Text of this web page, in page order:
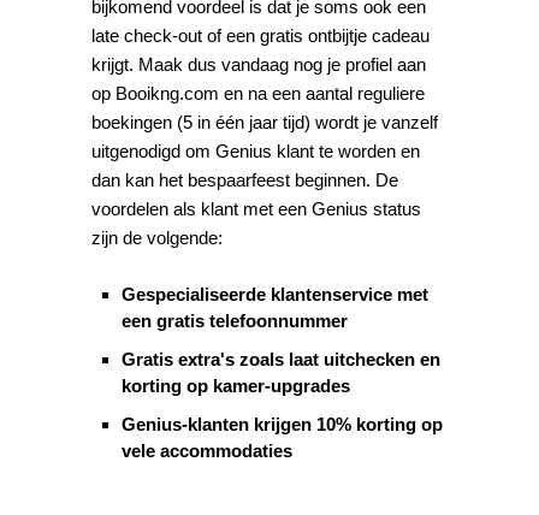
bijkomend voordeel is dat je soms ook een
late check-out of een gratis ontbijtje cadeau
krijgt. Maak dus vandaag nog je profiel aan
op Booikng.com en na een aantal reguliere
boekingen (5 in één jaar tijd) wordt je vanzelf
uitgenodigd om Genius klant te worden en
dan kan het bespaarfeest beginnen. De
voordelen als klant met een Genius status
zijn de volgende:
Gespecialiseerde klantenservice met
een gratis telefoonnummer
Gratis extra's zoals laat uitchecken en
korting op kamer-upgrades
Genius-klanten krijgen 10% korting op
vele accommodaties